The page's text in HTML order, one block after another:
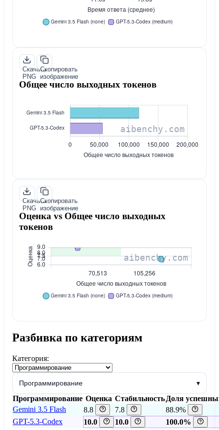
Скачать
PNG
Скопировать
изображение
Общее число выходных токенов
Скачать
PNG
Скопировать
изображение
Оценка vs Общее число выходных
токенов
Разбивка по категориям
Категория:
Программирование ▾
Программирование Оценка Стабильность Доля
Gemini 3.5 Flash
8.8 7.8
88.9%
GPT-5.3-Codex
10.0 10.0 100.0%